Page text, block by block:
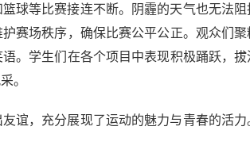
球等比赛接连不断。阴霾的天气也无法
赛场秩序，确保比赛公平公正。观众们
。学生们在各个项目中表现积极踊跃，
。
谊，充分展现了运动的魅力与青春的活